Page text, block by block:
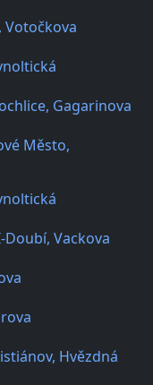
Votočkova
Gagarinova
Město,
Vackova
Hvězdná